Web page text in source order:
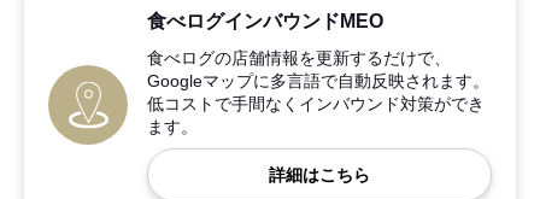
食べログインバウンドMEO
食べログの店舗情報を更新するだけで、
Googleマップに多言語で自動反映されます。
低コストで手間なくインバウンド対策ができ
ます。
詳細はこちら